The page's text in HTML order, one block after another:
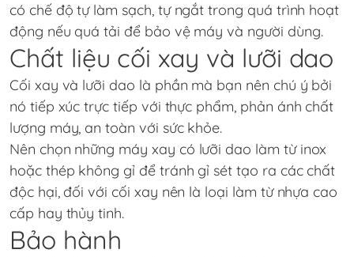
có chế độ tự làm sạch, tự ngắt trong quá trình hoạt
động nếu quá tải để bảo vệ máy và người dùng.
Chất liệu cối xay và lưỡi dao
Cối xay và lưỡi dao là phần mà bạn nên chú ý bởi
nó tiếp xúc trực tiếp với thực phẩm, phản ánh chất
lượng máy, an toàn với sức khỏe.
Nên chọn những máy xay có lưỡi dao làm từ inox
hoặc thép không gỉ để tránh gỉ sét tạo ra các chất
độc hại, đối với cối xay nên là loại làm từ nhựa cao
cấp hay thủy tinh.
Bảo hành